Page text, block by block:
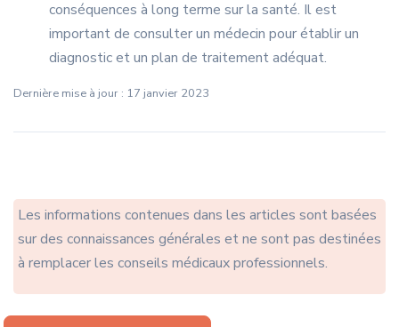
conséquences à long terme sur la santé. Il est
important de consulter un médecin pour établir un
diagnostic et un plan de traitement adéquat.
Dernière mise à jour : 17 janvier 2023
Les informations contenues dans les articles sont basées
sur des connaissances générales et ne sont pas destinées
à remplacer les conseils médicaux professionnels.